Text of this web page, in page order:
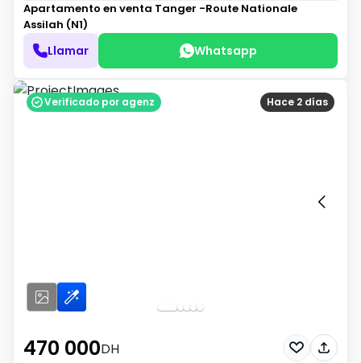
Apartamento en venta Tanger -Route Nationale
Assilah (N1)
Llamar Whatsapp
Hace 2 días
Verificado por agenz
470 000DH